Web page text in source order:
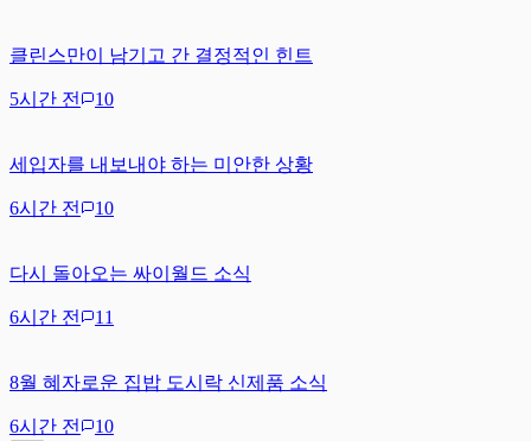
클린스만이 남기고 간 결정적인 힌트
5시간 전 10
세입자를 내보내야 하는 미안한 상황
6시간 전 10
다시 돌아오는 싸이월드 소식
6시간 전 11
8월 혜자로운 집밥 도시락 신제품 소식
6시간 전 10